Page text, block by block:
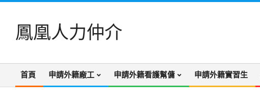
content鳳凰人力仲介
Primary
首頁 申請外籍廠工 申請外籍看護幫傭 申請外籍實習生